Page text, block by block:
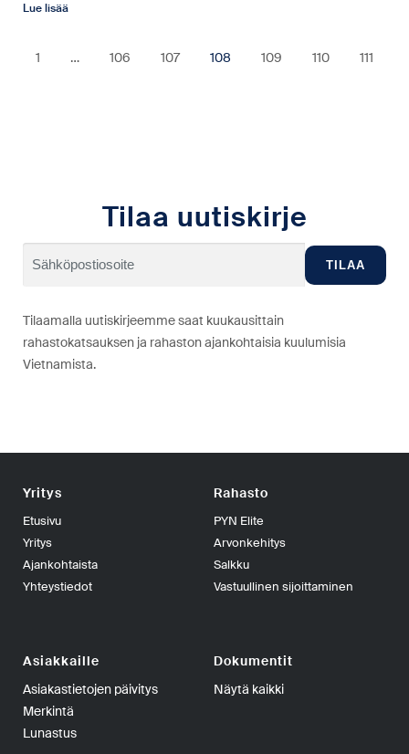
Lue lisää
1 … 106 107 108 109 110 111
Tilaa uutiskirje
Tilaamalla uutiskirjeemme saat kuukausittain
rahastokatsauksen ja rahaston ajankohtaisia kuulumisia
Vietnamista.
Yritys
Etusivu
Yritys
Ajankohtaista
Yhteystiedot
Rahasto
PYN Elite
Arvonkehitys
Salkku
Vastuullinen sijoittaminen
Asiakkaille
Asiakastietojen päivitys
Merkintä
Lunastus
Dokumentit
Näytä kaikki